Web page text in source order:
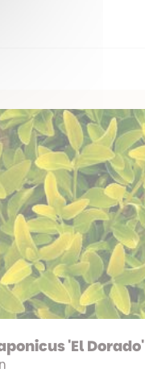
'El Dorado'